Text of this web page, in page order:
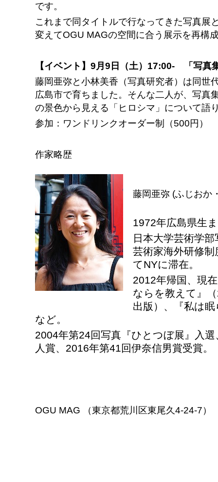
です。
これまで同タイトルで行なってきた写真展
変えてOGU MAGの空間に合う展示を再構
【イベント】9月9日（土）17:00- 「写真
藤岡亜弥と小林美香（写真研究者）は同世
広島市で育ちました。そんな二人が、写真
の景色から見える「ヒロシマ」について語
参加：ワンドリンクオーダー制（500円）
作家略歴
藤岡亜弥 (ふじおか
1972年広島県生
日本大学芸術学
芸術家海外研修
てNYに滞在。
2012年帰国、現
ならを教えて』
出版）、『私は
など。
2004年第24回写真『ひとつぼ展』入
人賞、2016年第41回伊奈信男賞受賞。
OGU MAG （東京都荒川区東尾久4-24-7）